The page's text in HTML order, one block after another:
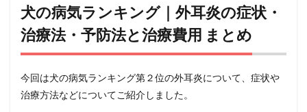
犬の病気ランキング｜外耳炎の症状・
治療法・予防法と治療費用 まとめ
今回は犬の病気ランキング第２位の外耳炎について、症状や
治療方法などについてご紹介しました。